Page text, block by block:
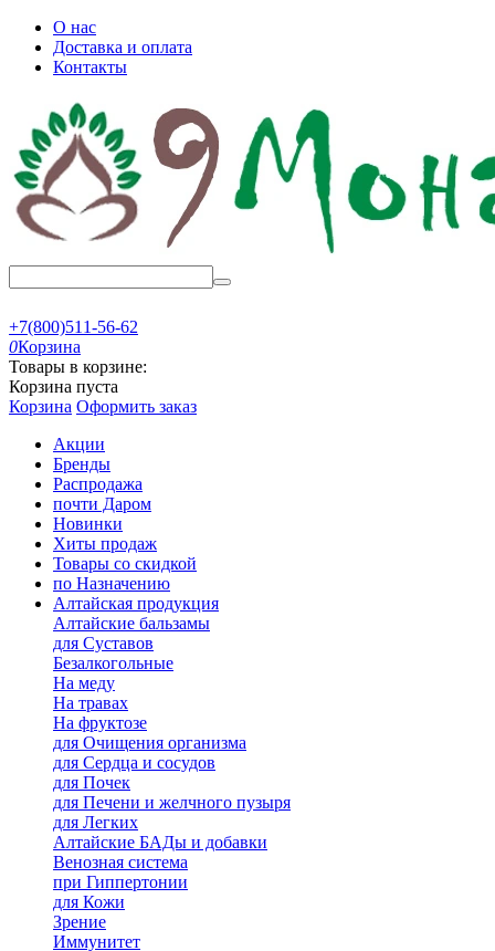
О нас
Доставка и оплата
Контакты
+7(800)511-56-62
0Корзина
Товары в корзине:
Корзина пуста
Корзина Оформить заказ
Акции
Бренды
Распродажа
почти Даром
Новинки
Хиты продаж
Товары со скидкой
по Назначению
Алтайская продукция
Алтайские бальзамы
для Суставов
Безалкогольные
На меду
На травах
На фруктозе
для Очищения организма
для Сердца и сосудов
для Почек
для Печени и желчного пузыря
для Легких
Алтайские БАДы и добавки
Венозная система
при Гиппертонии
для Кожи
Зрение
Иммунитет